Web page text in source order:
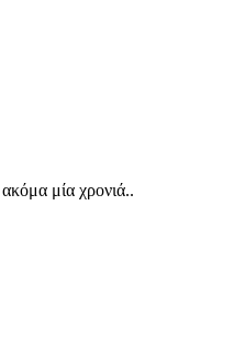
μία χρονιά..